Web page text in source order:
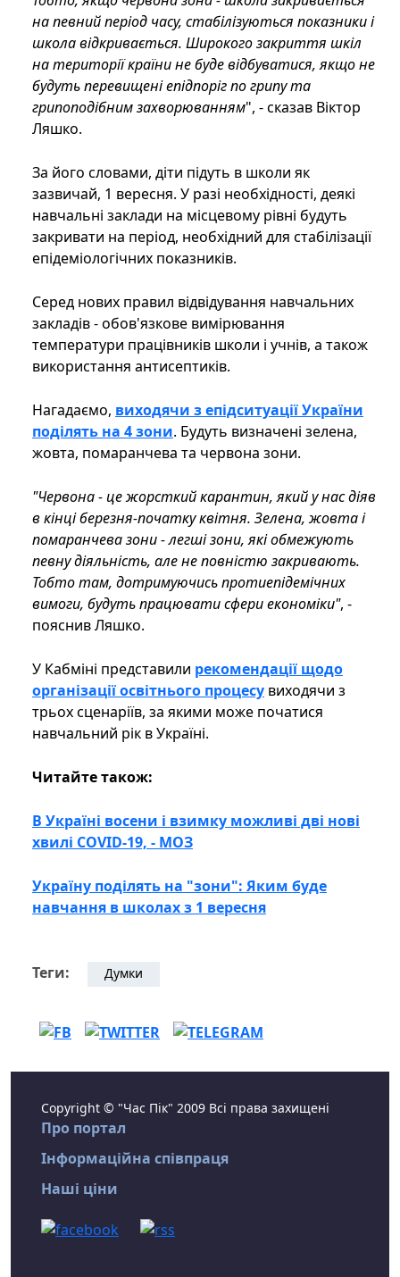
на певний період часу, стабілізуються показники і
школа відкривається. Широкого закриття шкіл
на території країни не буде відбуватися, якщо не
будуть перевищені епідпоріг по грипу та
грипоподібним захворюванням", - сказав Віктор
Ляшко.
За його словами, діти підуть в школи як
зазвичай, 1 вересня. У разі необхідності, деякі
навчальні заклади на місцевому рівні будуть
закривати на період, необхідний для стабілізації
епідеміологічних показників.
Серед нових правил відвідування навчальних
закладів - обов'язкове вимірювання
температури працівників школи і учнів, а також
використання антисептиків.
Нагадаємо, виходячи з епідситуації України
поділять на 4 зони. Будуть визначені зелена,
жовта, помаранчева та червона зони.
"Червона - це жорсткий карантин, який у нас діяв
в кінці березня-початку квітня. Зелена, жовта і
помаранчева зони - легші зони, які обмежують
певну діяльність, але не повністю закривають.
Тобто там, дотримуючись протиепідемічних
вимоги, будуть працювати сфери економіки", -
пояснив Ляшко.
У Кабміні представили рекомендації щодо
організації освітнього процесу виходячи з
трьох сценаріїв, за якими може початися
навчальний рік в Україні.
Читайте також:
В Україні восени і взимку можливі дві нові
хвилі COVID-19, - МОЗ
Україну поділять на "зони": Яким буде
навчання в школах з 1 вересня
Теги: Думки
Copyright © "Час Пік" 2009 Всі права захищені
Про портал
Інформаційна співпраця
Наші ціни